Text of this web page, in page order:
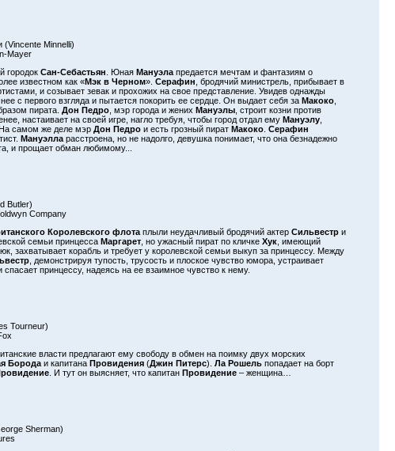
Minnelli)
Mayer
городок Сан-Себастьян . Юная Мануэлапредается мечтам и фантазиям о
известном как «Мэк в Черном». Серафин , бродячий министрель, прибывает в
и созывает зевак и прохожих на свое представление. Увидев однажды
с первого взгляда и пытается покорить ее сердце. Он выдает себя за Макоко,
пирата. Дон Педро, мэр города и жених Мануэлы, строит козни против
настаивает на своей игре, нагло требуя, чтобы город отдал ему Мануэлу,
самом же деле мэр Дон Педрои есть грозный пират Макоко. Серафин
Мануэлларасстроена, но не надолго, девушка понимает, что она безнадежно
и прощает обман любимому...
Butler)
Company
Королевского флотаплыли неудачливый бродячий актер Сильвестр и
семьи принцесса Маргарет, но ужасный пират по кличке Хук, имеющий
захватывает корабль и требует у королевской семьи выкуп за принцессу. Между
, демонстрируя тупость, трусость и плоское чувство юмора, устраивает
спасает принцессу, надеясь на ее взаимное чувство к нему.
Tourneur)
власти предлагают ему свободу в обмен на поимку двух морских
Бородаи капитана Провидения(Джин Питерс). Ла Рошельпопадает на борт
. И тут он выясняет, что капитан Провидение– женщина…
Sherman)